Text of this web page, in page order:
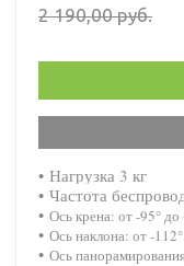
2 190,00 руб.
• Нагрузка 3 кг
• Частота
• Ось крена: от -95° до
• Ось наклона: от -
• Ось